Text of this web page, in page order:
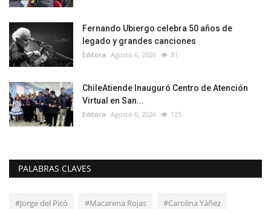
Fernando Ubiergo celebra 50 años de
legado y grandes canciones
Editora Agosto 6, 2026 81
ChileAtiende Inauguró Centro de Atención
Virtual en San...
Editora Agosto 6, 2026 125
PALABRAS CLAVES
#Jorge del Picó #Macarena Rojas #Carolina Yáñez